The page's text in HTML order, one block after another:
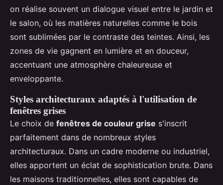
on réalise souvent un dialogue visuel entre le jardin et
le salon, où les matières naturelles comme le bois
sont sublimées par le contraste des teintes. Ainsi, les
zones de vie gagnent en lumière et en douceur,
accentuant une atmosphère chaleureuse et
enveloppante.
Styles architecturaux adaptés à l'utilisation de
fenêtres grises
Le choix de fenêtres de couleur grise s'inscrit
parfaitement dans de nombreux styles
architecturaux. Dans un cadre moderne ou industriel,
elles apportent un éclat de sophistication brute. Dans
les maisons traditionnelles, elles sont capables de